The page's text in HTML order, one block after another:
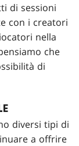
di sessioni
con i creatori
nella
che
di
diversi tipi di
a offrire